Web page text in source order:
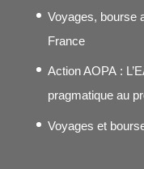
Voyages, bourse
France
Action AOPA :
pragmatique au
Voyages et